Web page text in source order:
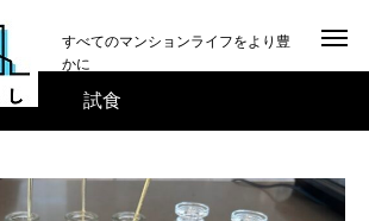
すべてのマンションライフをより豊
かに
試食